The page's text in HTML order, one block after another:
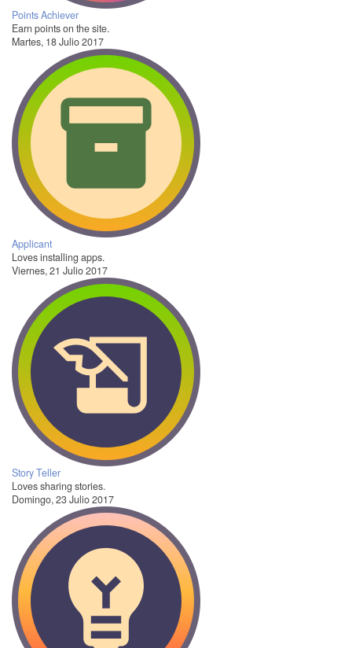
Points Achiever
Earn points on the site.
Martes, 18 Julio 2017
Applicant
Loves installing apps.
Viernes, 21 Julio 2017
Story Teller
Loves sharing stories.
Domingo, 23 Julio 2017